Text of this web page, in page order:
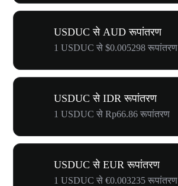
USDUC से AUD रूपांतरण
1 USDUC से $0.005298 रूपांतरण
USDUC से IDR रूपांतरण
1 USDUC से Rp66.86 रूपांतरण
USDUC से EUR रूपांतरण
1 USDUC से €0.003235 रूपांतरण